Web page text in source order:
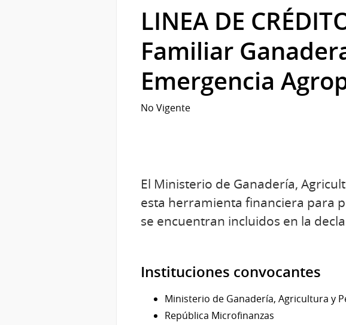
LINEA DE
Familiar
Emergencia
No Vigente
El Ministerio de Ganadería,
esta herramienta financiera para
se encuentran incluidos en la
Instituciones convocantes
Ministerio de Ganadería, Agricultura y
República Microfinanzas